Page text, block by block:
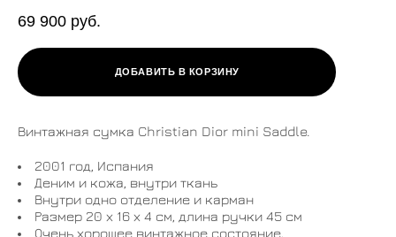
69 900 pуб.
ДОБАВИТЬ В КОРЗИНУ
Винтажная сумка Christian Dior mini Saddle.
2001 год, Испания
Деним и кожа, внутри ткань
Внутри одно отделение и карман
Размер 20 х 16 х 4 см, длина ручки 45 см
Очень хорошее винтажное состояние,